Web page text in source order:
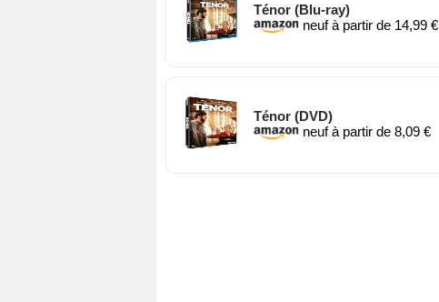
Ténor (Blu-ray)
neuf à partir de 14,99 €
Ténor (DVD)
neuf à partir de 8,09 €